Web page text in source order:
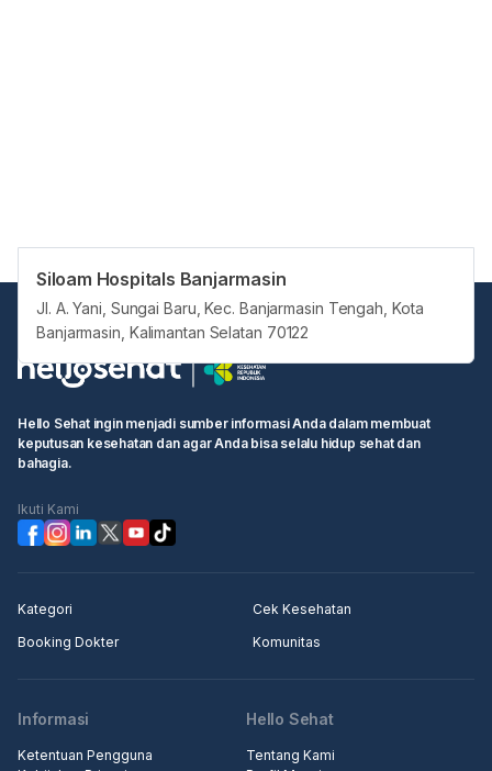
Siloam Hospitals Banjarmasin
Jl. A. Yani, Sungai Baru, Kec. Banjarmasin Tengah, Kota
Banjarmasin, Kalimantan Selatan 70122
Hello Sehat ingin menjadi sumber informasi Anda dalam membuat
keputusan kesehatan dan agar Anda bisa selalu hidup sehat dan
bahagia.
Ikuti Kami
Kategori
Cek Kesehatan
Booking Dokter
Komunitas
Informasi
Ketentuan Pengguna
Hello Sehat
Tentang Kami